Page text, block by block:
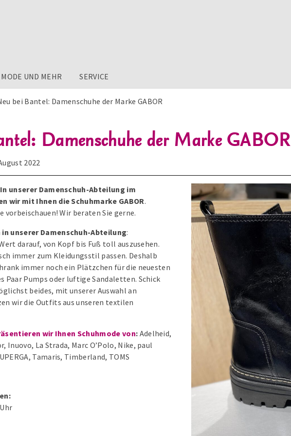
MODE UND MEHR SERVICE
bei Bantel: Damenschuhe der Marke GABOR
Damenschuhe der Marke GABOR
2022
In unserer Damenschuh-Abteilung im
wir mit Ihnen die Schuhmarke GABOR.
vorbeischauen! Wir beraten Sie gerne.
unserer Damenschuh-Abteilung:
darauf, von Kopf bis Fuß toll auszusehen.
immer zum Kleidungsstil passen. Deshalb
immer noch ein Plätzchen für die neuesten
Paar Pumps oder luftige Sandaletten. Schick
beides, mit unserer Auswahl an
wir die Outfits aus unseren textilen
wir Ihnen Schuhmode von: Adelheid,
Inuovo, La Strada, Marc O’Polo, Nike, paul
Tamaris, Timberland, TOMS